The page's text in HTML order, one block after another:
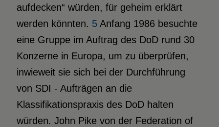
aufdecken“ würden, für geheim erklärt
werden könnten. 5Anfang 1986 besuchte
eine Gruppe im Auftrag des DoD rund 30
Konzerne in Europa, um zu überprüfen,
inwieweit sie sich bei der Durchführung
von SDI - Aufträgen an die
Klassifikationspraxis des DoD halten
würden. John Pike von der Federation of